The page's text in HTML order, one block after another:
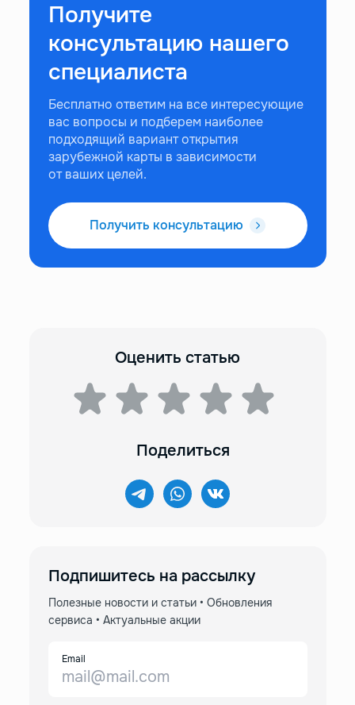
Получите
консультацию нашего
специалиста
Бесплатно ответим на все интересующие
вас вопросы и подберем наиболее
подходящий вариант открытия
зарубежной карты в зависимости
от ваших целей.
Получить консультацию
Оценить статью
Поделиться
Подпишитесь на рассылку
Полезные новости и статьи • Обновления
сервиса • Актуальные акции
Email